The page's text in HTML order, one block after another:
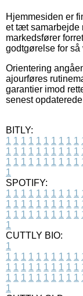
Hjemmesiden er
et tæt samarbejde
markedsfører
godtgørelse for så
Orientering
ajourføres
garantier imod
senest
BITLY:
1 1 1 1 1 1 1 1 1 1
1 1 1 1 1 1 1 1 1 1
1 1 1 1 1 1 1 1 1 1
1
SPOTIFY:
1 1 1 1 1 1 1 1 1 1
1 1 1 1 1 1 1 1 1 1
1 1 1 1 1 1 1 1 1 1
1
CUTTLY BIO:
1
1 1 1 1 1 1 1 1 1 1
1 1 1 1 1 1 1 1 1 1
1 1 1 1 1 1 1 1 1 1
1